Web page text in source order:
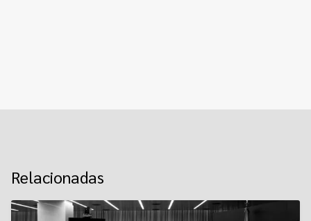
Relacionadas